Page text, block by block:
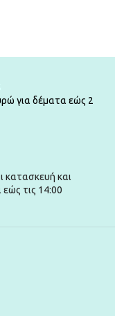
για δέματα εώς 2
κατασκευή και
εώς τις 14:00